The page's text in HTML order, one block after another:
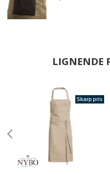
LIGNENDE
Skarp pris